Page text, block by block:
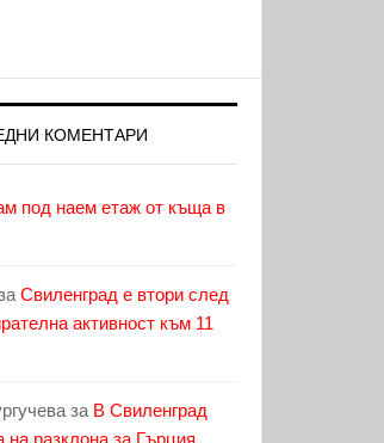
КОМЕНТАРИ
под наем етаж от къща в
Свиленград е втори след
активност към 11
за В Свиленград
на разклона за Гърция